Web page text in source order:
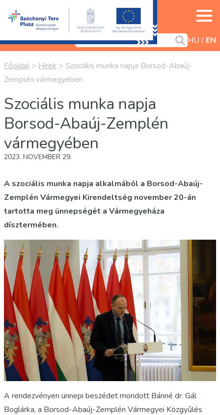
HU EN
Főoldal > Hírek > Szociális munka napja Borsod-Abaúj-
Zemplén vármegyében
Szociális munka napja
Borsod-Abaúj-Zemplén
vármegyében
2023. NOVEMBER 29.
A szociális munka napja alkalmából a Borsod-Abaúj-
Zemplén Vármegyei Kirendeltség november 20-án
tartotta meg ünnepségét a Vármegyeháza
dísztermében.
A rendezvényen ünnepi beszédet mondott Bánné dr. Gál
Boglárka, a Borsod-Abaúj-Zemplén Vármegyei Közgyűlés